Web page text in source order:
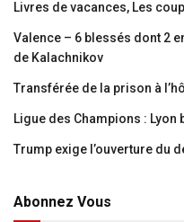
Livres de vacances, Les
Valence – 6 blessés dont 2
de Kalachnikov
Transférée de la prison à
Ligue des Champions : Lyon
Trump exige l’ouverture du
Abonnez Vous